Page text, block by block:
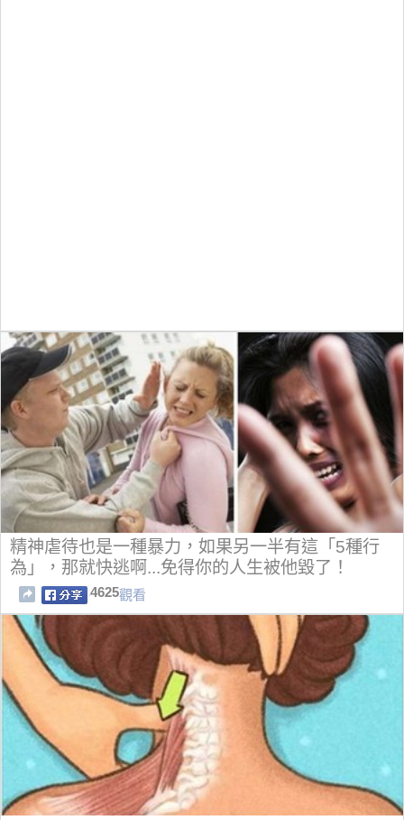
精神虐待也是一種暴力，如果另一半有這「5種行
為」，那就快逃啊...免得你的人生被他毀了！
4625觀看